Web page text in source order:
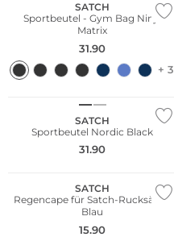
SATCH
Sportbeutel - Gym Bag Ninja
Matrix
31.90
+ 3
Nachhaltig
SATCH
Sportbeutel Nordic Black
31.90
SATCH
Regencape für Satch-Rucksäcke
Blau
15.90